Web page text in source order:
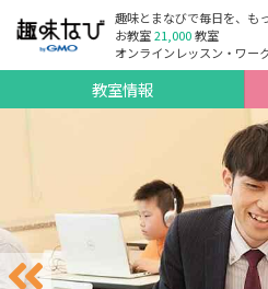
趣味とまなびで毎日を、も
お教室21,000教室
オンラインレッスン・ワー
教室情報